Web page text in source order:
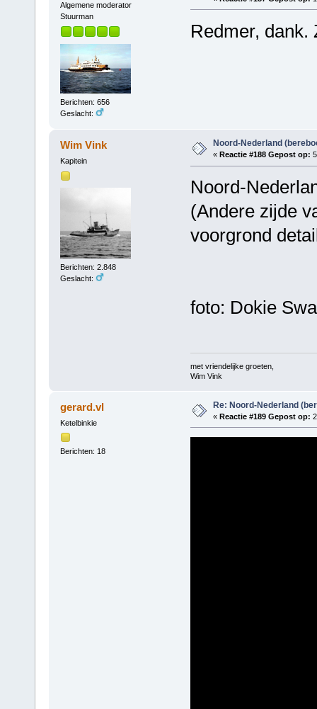
Algemene moderator
Stuurman
Berichten: 656
Geslacht:
Redmer, dank.
Wim Vink
Kapitein
Berichten: 2.848
Geslacht:
Noord-Nederland
« Reactie #188 Gepost op:
Noord-
(Andere zijde
voorgrond
foto: Dokie
met vriendelijke groeten,
Wim Vink
gerard.vl
Ketelbinkie
Berichten: 18
Re: Noord-Nederland
« Reactie #189 Gepost op: